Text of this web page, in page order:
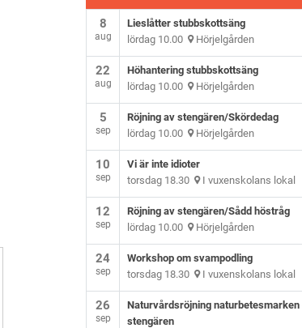
8
aug
Lieslåtter stubbskottsäng
lördag 10.00 Hörjelgården
22
aug
Höhantering stubbskottsäng
lördag 10.00 Hörjelgården
5
sep
Röjning av stengären/Skördedag
lördag 10.00 Hörjelgården
10
sep
Vi är inte idioter
torsdag 18.30 I vuxenskolans lokal
12
sep
Röjning av stengären/Sådd höstråg
lördag 10.00 Hörjelgården
24
sep
Workshop om svampodling
torsdag 18.30 I vuxenskolans lokal
26
sep
Naturvårdsröjning naturbetesmarken
stengären